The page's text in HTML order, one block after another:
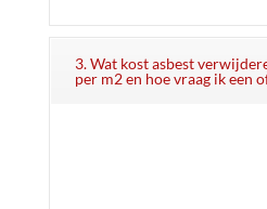
3. Wat kost asbest
per m2 en hoe vraag ik een